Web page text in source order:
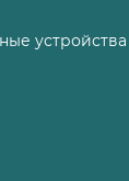
устройства